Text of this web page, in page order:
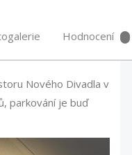
Hodnocení
Nového Divadla v
parkování je buď